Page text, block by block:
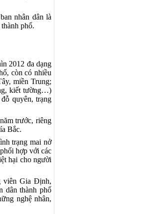
nhân dân là
phố.
2012 đa dạng
còn có nhiều
miền Trung;
kiết tường…)
quyên, trạng
trước, riêng
Bắc.
trạng mai nở
hợp với các
hại cho người
viên Gia Định,
dân thành phố
nghệ nhân,